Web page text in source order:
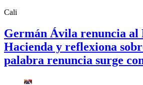
Cali
Germán Ávila renuncia al
Hacienda y reflexiona
palabra renuncia surge